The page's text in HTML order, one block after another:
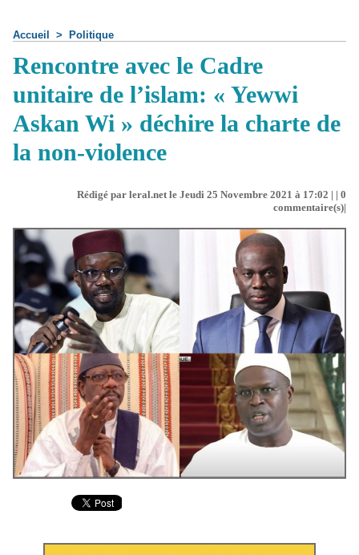
Accueil > Politique
Rencontre avec le Cadre
unitaire de l’islam: « Yewwi
Askan Wi » déchire la charte de
la non-violence
Rédigé par leral.net le Jeudi 25 Novembre 2021 à 17:02 | | 0
commentaire(s)|